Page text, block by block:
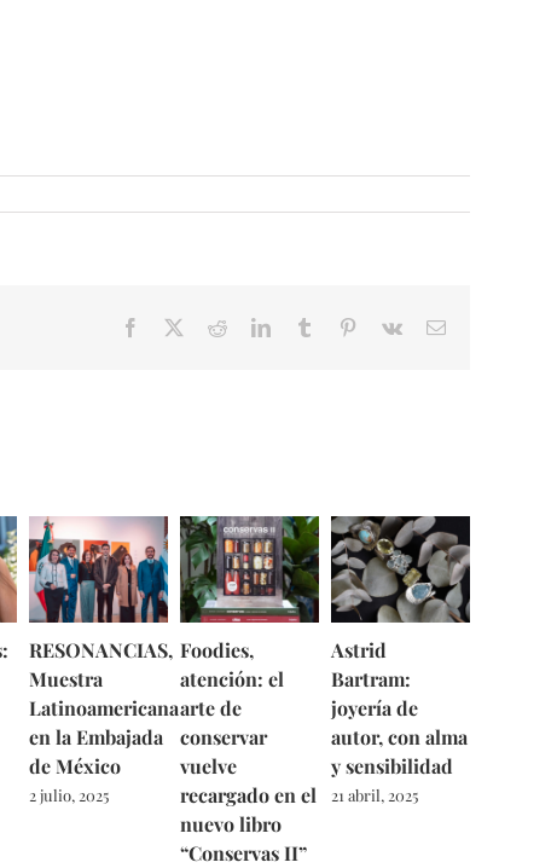
Facebook RedditLinkedInTumblr Pinterest
Vk Email
RESONANCIAS,
Muestra
Latinoamericana
en la Embajada
de México
2 julio, 2025
Foodies,
atención: el
arte de
conservar
vuelve
recargado en el
nuevo libro
“Conservas II”
Astrid
Bartram:
joyería de
autor, con alma
y sensibilidad
21 abril, 2025